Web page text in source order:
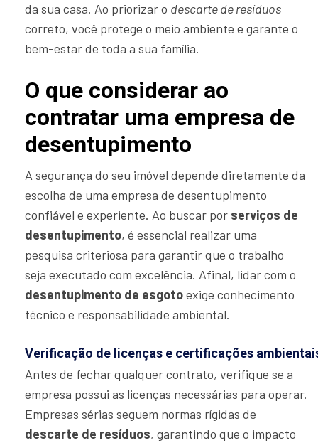
da sua casa. Ao priorizar o descarte de resíduos
correto, você protege o meio ambiente e garante o
bem-estar de toda a sua família.
O que considerar ao
contratar uma empresa de
desentupimento
A segurança do seu imóvel depende diretamente da
escolha de uma empresa de desentupimento
confiável e experiente. Ao buscar por serviços de
desentupimento, é essencial realizar uma
pesquisa criteriosa para garantir que o trabalho
seja executado com excelência. Afinal, lidar com o
desentupimento de esgotoexige conhecimento
técnico e responsabilidade ambiental.
Verificação de licenças e certificações
Antes de fechar qualquer contrato, verifique se a
empresa possui as licenças necessárias para operar.
Empresas sérias seguem normas rígidas de
descarte de resíduos, garantindo que o impacto